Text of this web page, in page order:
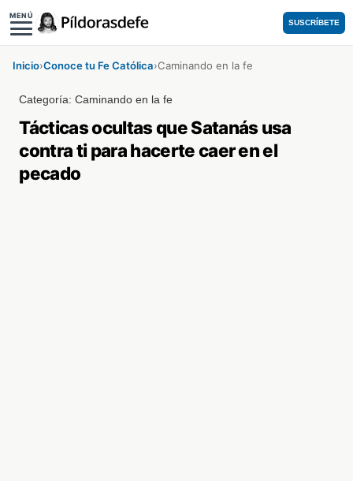
MENÚ
SUSCRÍBETE
Inicio›Conoce tu Fe Católica›Caminando en la fe
Categoría:Caminando en la fe
Tácticas ocultas que Satanás usa
contra ti para hacerte caer en el
pecado